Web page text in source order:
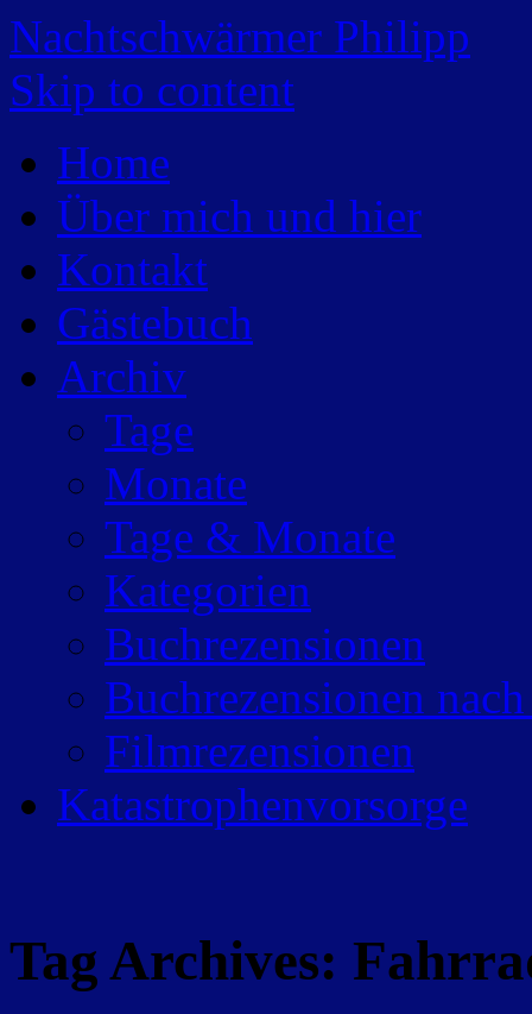
Nachtschwärmer Philipp
Skip to content
Home
Über mich und hier
Kontakt
Gästebuch
Archiv
Tage
Monate
Tage & Monate
Kategorien
Buchrezensionen
Buchrezensionen
Filmrezensionen
Katastrophenvorsorge
Tag Archives: